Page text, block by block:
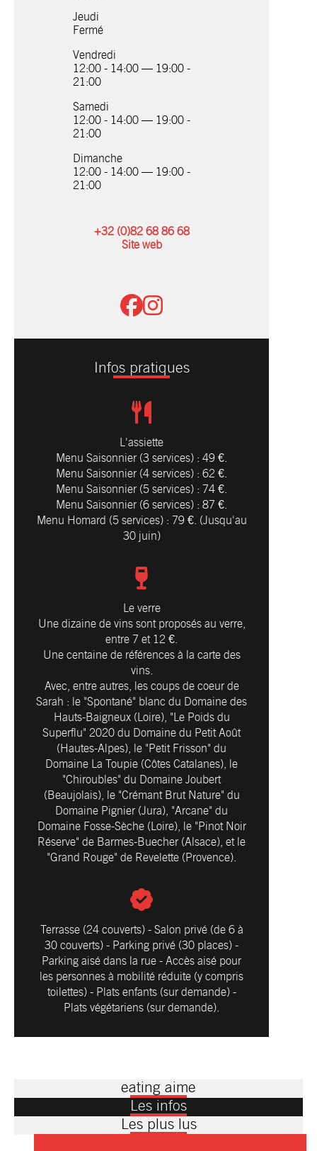
Jeudi
Fermé
Vendredi
12:00 - 14:00 — 19:00 -
21:00
Samedi
12:00 - 14:00 — 19:00 -
21:00
Dimanche
12:00 - 14:00 — 19:00 -
21:00
+32 (0)82 68 86 68
Site web
Infos pratiques
L'assiette
Menu Saisonnier (3 services) : 49 €.
Menu Saisonnier (4 services) : 62 €.
Menu Saisonnier (5 services) : 74 €.
Menu Saisonnier (6 services) : 87 €.
Menu Homard (5 services) : 79 €. (Jusqu'au
30 juin)
Le verre
Une dizaine de vins sont proposés au verre,
entre 7 et 12 €.
Une centaine de références à la carte des
vins.
Avec, entre autres, les coups de coeur de
Sarah : le "Spontané" blanc du Domaine des
Hauts-Baigneux (Loire), "Le Poids du
Superflu" 2020 du Domaine du Petit Août
(Hautes-Alpes), le "Petit Frisson" du
Domaine La Toupie (Côtes Catalanes), le
"Chiroubles" du Domaine Joubert
(Beaujolais), le "Crémant Brut Nature" du
Domaine Pignier (Jura), "Arcane" du
Domaine Fosse-Sèche (Loire), le "Pinot Noir
Réserve" de Barmes-Buecher (Alsace), et le
"Grand Rouge" de Revelette (Provence).
Terrasse (24 couverts) - Salon privé (de 6 à
30 couverts) - Parking privé (30 places) -
Parking aisé dans la rue - Accès aisé pour
les personnes à mobilité réduite (y compris
toilettes) - Plats enfants (sur demande) -
Plats végétariens (sur demande).
eating aime
Les infos
Les plus lus